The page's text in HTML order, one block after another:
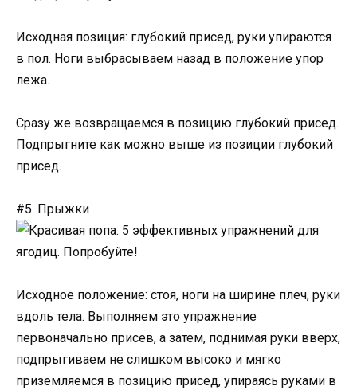
Исходная позиция: глубокий присед, руки упираются
в пол. Ноги выбрасываем назад в положение упор
лежа.
Сразу же возвращаемся в позицию глубокий присед.
Подпрыгните как можно выше из позиции глубокий
присед.
#5. Прыжки
Исходное положение: стоя, ноги на ширине плеч, руки
вдоль тела. Выполняем это упражнение
первоначально присев, а затем, поднимая руки вверх,
подпрыгиваем не слишком высоко и мягко
приземляемся в позицию присед, упираясь руками в